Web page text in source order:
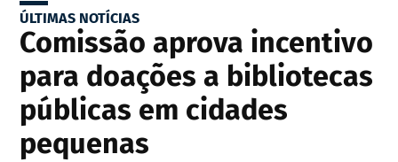
ÚLTIMAS NOTÍCIAS
Comissão aprova incentivo
para doações a bibliotecas
públicas em cidades
pequenas